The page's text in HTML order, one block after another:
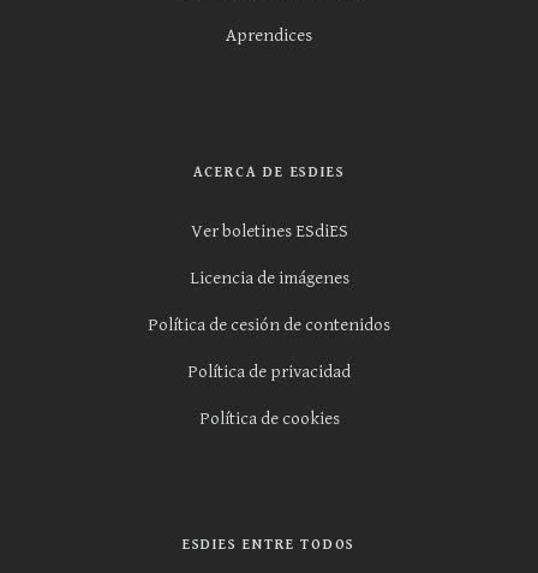
Aprendices
ACERCA DE ESDIES
Ver boletines ESdiES
Licencia de imágenes
Política de cesión de contenidos
Política de privacidad
Política de cookies
ESDIES ENTRE TODOS